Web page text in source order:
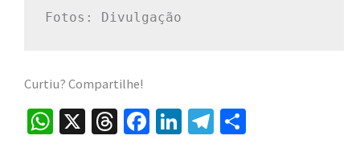
Fotos: Divulgação
Curtiu? Compartilhe!
W X
T
Fa Li Te